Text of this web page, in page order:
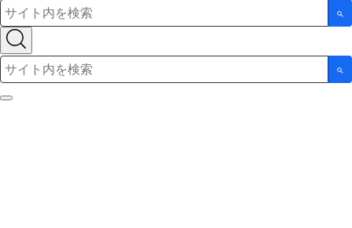
検索キーワード入力
検索キーワード入力